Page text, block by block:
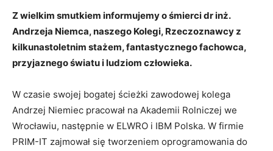
Z wielkim smutkiem informujemy o śmierci dr inż.
Andrzeja Niemca, naszego Kolegi, Rzeczoznawcy z
kilkunastoletnim stażem, fantastycznego fachowca,
przyjaznego światu i ludziom człowieka.
W czasie swojej bogatej ścieżki zawodowej kolega
Andrzej Niemiec pracował na Akademii Rolniczej we
Wrocławiu, następnie w ELWRO i IBM Polska. W firmie
PRIM-IT zajmował się tworzeniem oprogramowania do